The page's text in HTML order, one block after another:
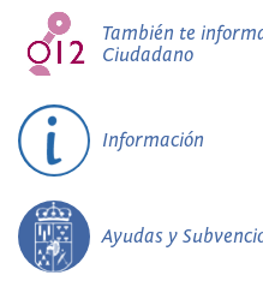
También te
Ciudadano
Información
Ayudas y